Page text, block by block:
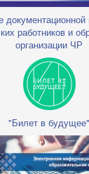
документационной
работников и
организации ЧР
"Билет в будущее"